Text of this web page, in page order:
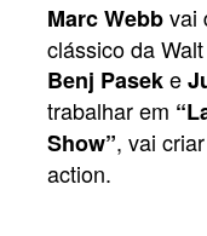
Marc Webbvai
clássico da
Benj Paseke
trabalhar em
Show”, vai
action.